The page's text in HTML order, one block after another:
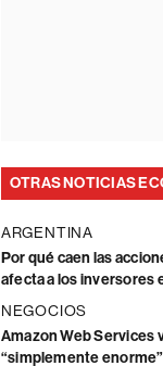
OTRAS NOTICIAS
ARGENTINA
Por qué caen las
afecta a los inversores
NEGOCIOS
Amazon Web Services
“simplemente